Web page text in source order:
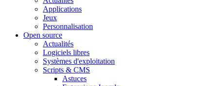
Applications
Jeux
Personnalisation
Open source
Actualités
Logiciels libres
Systèmes d'exploitation
Scripts & CMS
Astuces